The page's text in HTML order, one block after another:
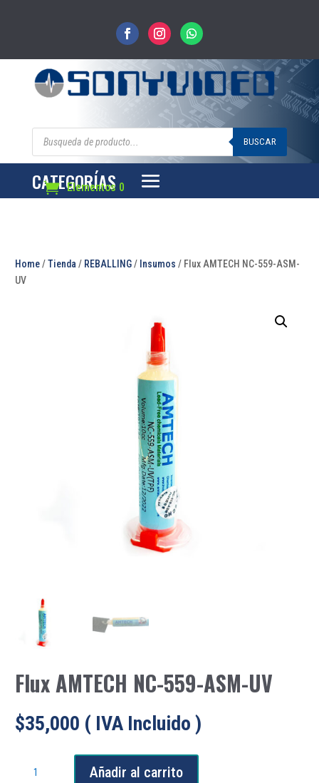
Búsqueda
BUSCAR
Elementos 0
CATEGORÍAS
Home/Tienda / REBALLING/ Insumos / Flux AMTECH NC-559-ASM-
UV
Flux AMTECH NC-559-ASM-UV
$35,000 ( IVA Incluido )
AMTECH
Añadir al carrito